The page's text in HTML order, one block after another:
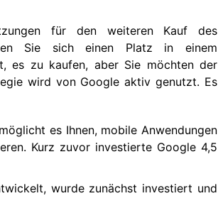
für den weiteren Kauf des
Sie sich einen Platz in einem
es zu kaufen, aber Sie möchten der
wird von Google aktiv genutzt. Es
es Ihnen, mobile Anwendungen
Kurz zuvor investierte Google 4,5
wurde zunächst investiert und